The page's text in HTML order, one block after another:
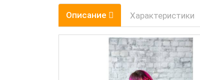
Описание Характеристики